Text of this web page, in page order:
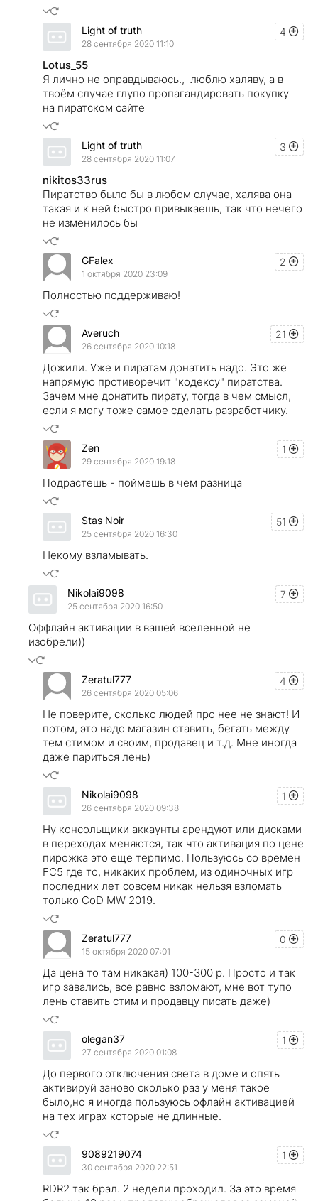
4
Light of truth
28 сентября 2020 11:10
Lotus_55
Я лично не оправдываюсь., люблю халяву, а в
твоём случае глупо пропагандировать покупку
на пиратском сайте
3
Light of truth
28 сентября 2020 11:07
nikitos33rus
Пиратство было бы в любом случае, халява она
такая и к ней быстро привыкаешь, так что нечего
не изменилось бы
2
GFalex
1 октября 2020 23:09
Полностью поддерживаю!
21
Averuch
26 сентября 2020 10:18
Дожили. Уже и пиратам донатить надо. Это же
напрямую противоречит "кодексу" пиратства.
Зачем мне донатить пирату, тогда в чем смысл,
если я могу тоже самое сделать разработчику.
1
Zen
29 сентября 2020 19:18
Подрастешь - поймешь в чем разница
51
Stas Noir
25 сентября 2020 16:30
Некому взламывать.
7
Nikolai9098
25 сентября 2020 16:50
Оффлайн активации в вашей вселенной не
изобрели))
4
Zeratul777
26 сентября 2020 05:06
Не поверите, сколько людей про нее не знают! И
потом, это надо магазин ставить, бегать между
тем стимом и своим, продавец и т.д. Мне иногда
даже париться лень)
1
Nikolai9098
26 сентября 2020 09:38
Ну консольщики аккаунты арендуют или дисками
в переходах меняются, так что активация по цене
пирожка это еще терпимо. Пользуюсь со времен
FC5 где то, никаких проблем, из одиночных игр
последних лет совсем никак нельзя взломать
только CoD MW 2019.
0
Zeratul777
15 октября 2020 07:01
Да цена то там никакая) 100-300 р. Просто и так
игр завались, все равно взломают, мне вот тупо
лень ставить стим и продавцу писать даже)
1
olegan37
27 сентября 2020 01:08
До первого отключения света в доме и опять
активируй заново сколько раз у меня такое
было,но я иногда пользуюсь офлайн активацией
на тех играх которые не длинные.
1
9089219074
30 сентября 2020 22:51
RDR2 так брал. 2 недели проходил. За это время